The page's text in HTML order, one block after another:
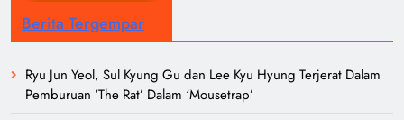
Berita Tergempar
Ryu Jun Yeol, Sul Kyung Gu dan Lee Kyu Hyung Terjerat Dalam
Pemburuan ‘The Rat’ Dalam ‘Mousetrap’